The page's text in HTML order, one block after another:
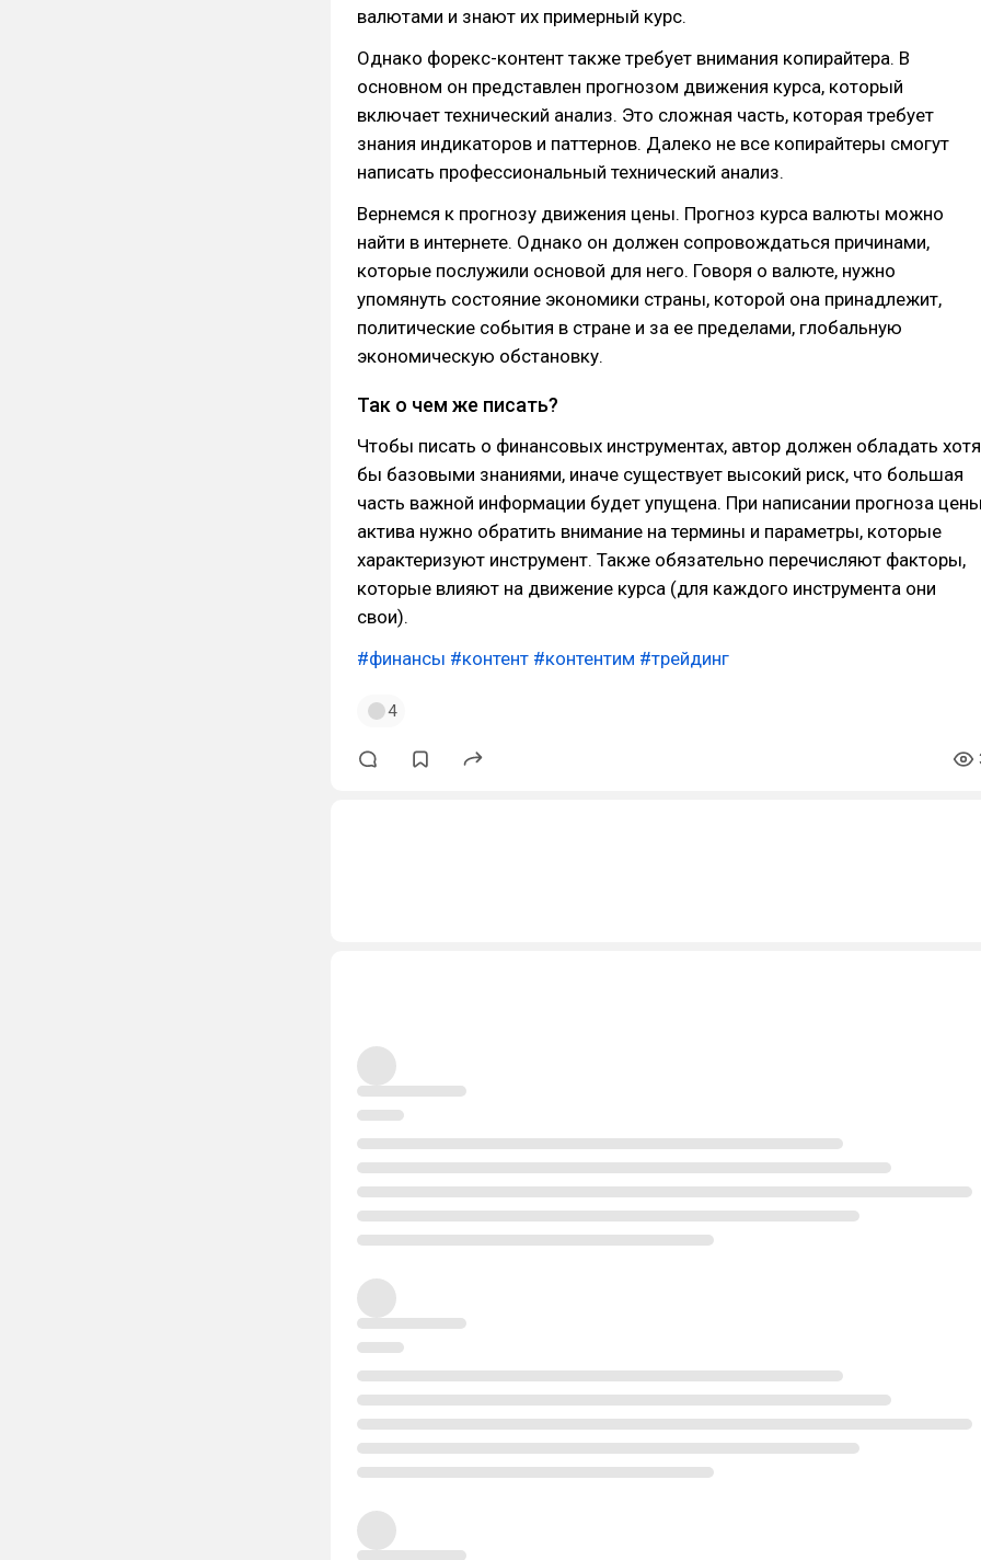
валютами и знают их примерный курс.
Однако форекс-контент также требует внимания копирайтера. В
основном он представлен прогнозом движения курса, который
включает технический анализ. Это сложная часть, которая требует
знания индикаторов и паттернов. Далеко не все копирайтеры смогут
написать профессиональный технический анализ.
Вернемся к прогнозу движения цены. Прогноз курса валюты можно
найти в интернете. Однако он должен сопровождаться причинами,
которые послужили основой для него. Говоря о валюте, нужно
упомянуть состояние экономики страны, которой она принадлежит,
политические события в стране и за ее пределами, глобальную
экономическую обстановку.
Так о чем же писать?
Чтобы писать о финансовых инструментах, автор должен обладать хотя
бы базовыми знаниями, иначе существует высокий риск, что большая
часть важной информации будет упущена. При написании прогноза
актива нужно обратить внимание на термины и параметры, которые
характеризуют инструмент. Также обязательно перечисляют факторы,
которые влияют на движение курса (для каждого инструмента они
свои).
#финансы #контент #контентим #трейдинг
4